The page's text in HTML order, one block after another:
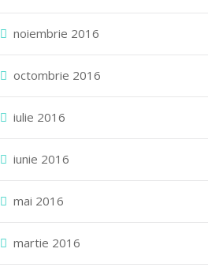
noiembrie 2016
octombrie 2016
iulie 2016
iunie 2016
mai 2016
martie 2016